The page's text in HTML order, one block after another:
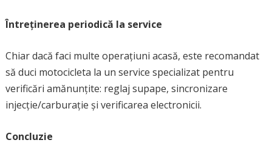
Întreținerea periodică la service
Chiar dacă faci multe operațiuni acasă, este recomandat
să duci motocicleta la un service specializat pentru
verificări amănunțite: reglaj supape, sincronizare
injecție/carburație și verificarea electronicii.
Concluzie